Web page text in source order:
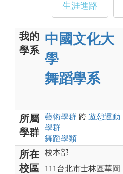
生涯進路
我的
學系
中國文化大
學
舞蹈學系
所屬
學群
藝術學群 跨 遊憩運動
學群
舞蹈學類
所在
校區
校本部
111台北市士林區華岡